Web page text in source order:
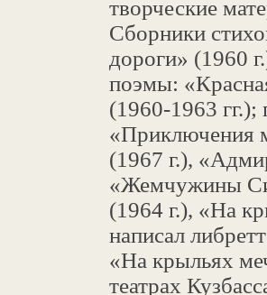
творческие
Сборники
дороги» (1960
поэмы:
(1960-1963
«Приключения
(1967 г.),
«Жемчужины
(1964 г.), «На
написал
«На крыльях
театрах